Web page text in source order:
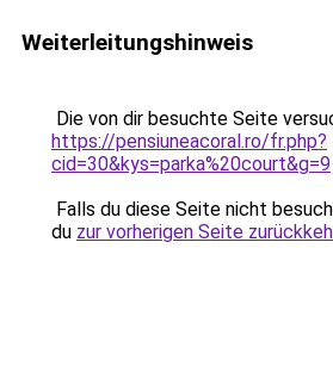
Weiterleitungshinweis
Die von dir besuchte Seite
https://pensiuneacoral.ro/fr.php?
cid=30&kys=parka%20court&g=9
Falls du diese Seite nicht
du zur vorherigen Seite